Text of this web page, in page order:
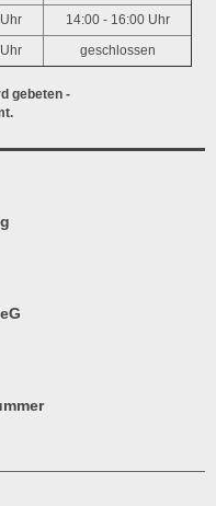
14:00 - 16:00 Uhr
geschlossen
gebeten -